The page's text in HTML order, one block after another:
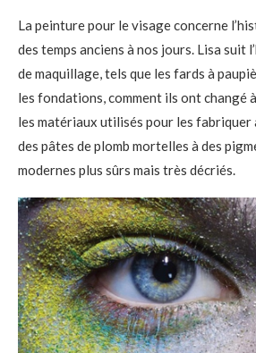
La peinture pour le visage concerne
des temps anciens à nos jours. Lisa suit
de maquillage, tels que les fards à
les fondations, comment ils ont changé
les matériaux utilisés pour les fabriquer
des pâtes de plomb mortelles à des
modernes plus sûrs mais très décriés.